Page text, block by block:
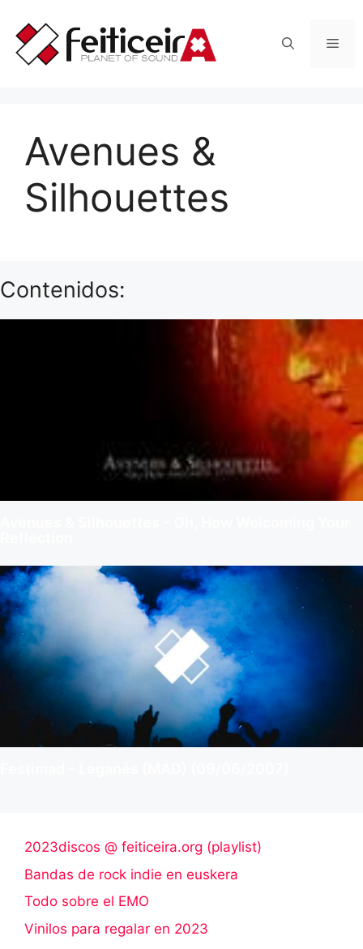
contenido
Avenues &
Silhouettes
Contenidos:
2023discos @ feiticeira.org (playlist)
Bandas de rock indie en euskera
Todo sobre el EMO
Vinilos para regalar en 2023